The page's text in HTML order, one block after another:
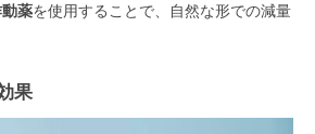
薬を使用することで、自然な形での減量
果